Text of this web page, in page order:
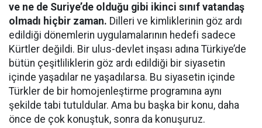
ve ne de Suriye’de olduğu gibi ikinci sınıf vatandaş
olmadı hiçbir zaman. Dilleri ve kimliklerinin göz ardı
edildiği dönemlerin uygulamalarının hedefi sadece
Kürtler değildi. Bir ulus-devlet inşası adına Türkiye’de
bütün çeşitliliklerin göz ardı edildiği bir siyasetin
içinde yaşadılar ne yaşadılarsa. Bu siyasetin içinde
Türkler de bir homojenleştirme programına aynı
şekilde tabi tutuldular. Ama bu başka bir konu, daha
önce de çok konuştuk, sonra da konuşuruz.